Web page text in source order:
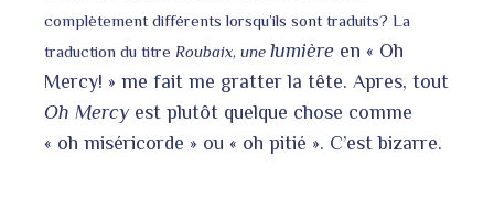
complètement différents lorsqu’ils sont traduits? La
traduction du titre Roubaix, une lumière en « Oh
Mercy! » me fait me gratter la tête. Apres, tout
Oh Mercy est plutôt quelque chose comme
« oh miséricorde » ou « oh pitié ». C’est bizarre.